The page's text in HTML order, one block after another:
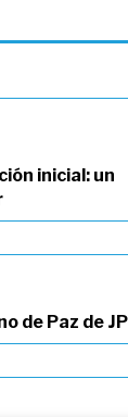
inicial: un
de Paz de